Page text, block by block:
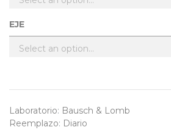
EJE
Laboratorio: Bausch & Lomb
Reemplazo: Diario